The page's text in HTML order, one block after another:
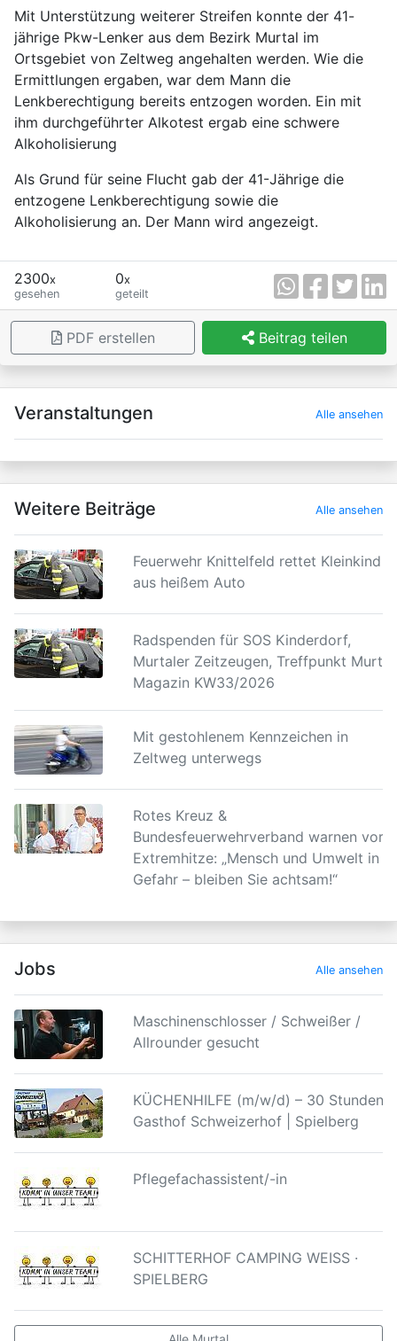
Mit Unterstützung weiterer Streifen konnte der 41-
jährige Pkw-Lenker aus dem Bezirk Murtal im
Ortsgebiet von Zeltweg angehalten werden. Wie die
Ermittlungen ergaben, war dem Mann die
Lenkberechtigung bereits entzogen worden. Ein mit
ihm durchgeführter Alkotest ergab eine schwere
Alkoholisierung
Als Grund für seine Flucht gab der 41-Jährige die
entzogene Lenkberechtigung sowie die
Alkoholisierung an. Der Mann wird angezeigt.
2300x
gesehen
0x
geteilt
PDF erstellen Beitrag teilen
×
Veranstaltungen Alle ansehen
Weitere Beiträge Alle ansehen
Feuerwehr Knittelfeld rettet Kleinkind
aus heißem Auto
Radspenden für SOS Kinderdorf,
Murtaler Zeitzeugen, Treffpunkt Murtal
Magazin KW33/2026
Mit gestohlenem Kennzeichen in
Zeltweg unterwegs
Rotes Kreuz &
Bundesfeuerwehrverband warnen vor
Extremhitze: „Mensch und Umwelt in
Gefahr – bleiben Sie achtsam!“
Jobs Alle ansehen
Maschinenschlosser / Schweißer /
Allrounder gesucht
KÜCHENHILFE (m/w/d) – 30 Stunden |
Gasthof Schweizerhof | Spielberg
Pflegefachassistent/-in
SCHITTERHOF CAMPING WEISS ·
SPIELBERG